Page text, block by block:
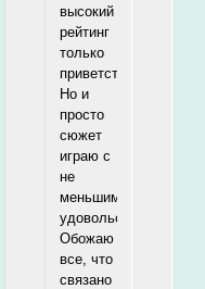
высокий
рейтинг
только
приветствую.
Но и
просто
сюжет
играю с
не
меньшим
удовольствием.
Обожаю
все, что
связано